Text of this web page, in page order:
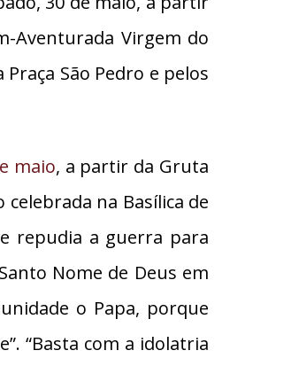
Aventurada Virgem do
São Pedro e pelos
maio, a partir da Gruta
na Basílica de
repudia a guerra para
Nome de Deus em
o Papa, porque
“Basta com a idolatria